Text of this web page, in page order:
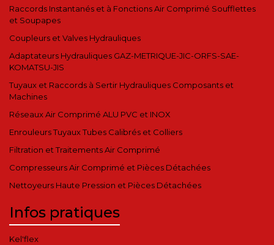
Raccords Instantanés et à Fonctions Air Comprimé Soufflettes
et Soupapes
Coupleurs et Valves Hydrauliques
Adaptateurs Hydrauliques GAZ-METRIQUE-JIC-ORFS-SAE-
KOMATSU-JIS
Tuyaux et Raccords à Sertir Hydrauliques Composants et
Machines
Réseaux Air Comprimé ALU PVC et INOX
Enrouleurs Tuyaux Tubes Calibrés et Colliers
Filtration et Traitements Air Comprimé
Compresseurs Air Comprimé et Pièces Détachées
Nettoyeurs Haute Pression et Pièces Détachées
Infos pratiques
Kel'flex